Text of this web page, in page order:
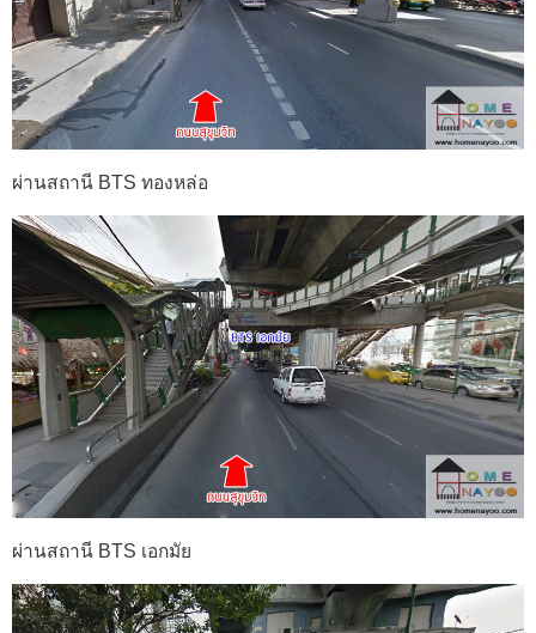
ผ่านสถานี BTS ทองหล่อ
ผ่านสถานี BTS เอกมัย